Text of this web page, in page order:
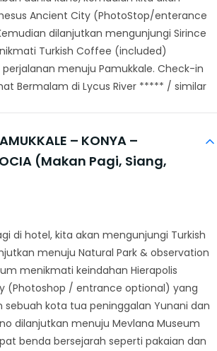
Ancient City (PhotoStop/enterance
dilanjutkan mengunjungi Sirince
Turkish Coffee (included)
menuju Pamukkale. Check-in
Bermalam di Lycus River ***** / similar
– KONYA –
(Makan Pagi, Siang,
di hotel, kita akan mengunjungi Turkish
menuju Natural Park & observation
menikmati keindahan Hierapolis
(Photoshop / entrance optional) yang
sebuah kota tua peninggalan Yunani dan
dilanjutkan menuju Mevlana Museum
benda bersejarah seperti pakaian dan